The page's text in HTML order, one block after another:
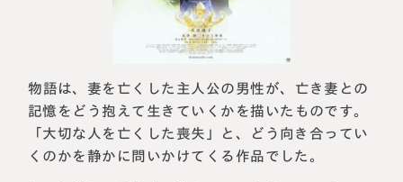
物語は、妻を亡くした主人公の男性が、亡き妻との
記憶をどう抱えて生きていくかを描いたものです。
「大切な人を亡くした喪失」と、どう向き合ってい
くのかを静かに問いかけてくる作品でした。